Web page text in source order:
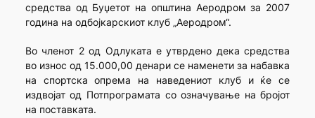
средства од Буџетот на општина Аеродром за 2007
година на одбојкарскиот клуб „Аеродром“.
Во членот 2 од Одлуката е утврдено дека средства
во износ од 15.000,00 денари се наменети за набавка
на спортска опрема на наведениот клуб и ќе се
издвојат од Потпрограмата со означување на бројот
на поставката.